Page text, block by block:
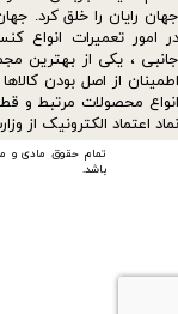
تمام حقوق مادی و
باشد.
جهان رایان را خلق کرد.
جانبی ، یکی از بهترین
اطمینان از اصل بودن
انواع محصولات مرتبط و
نماد اعتماد الکترونیک